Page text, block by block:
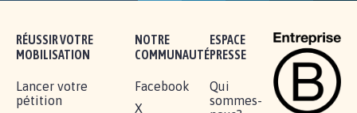
RÉUSSIR VOTRE
MOBILISATION
Lancer votre
pétition
NOTRE
COMMUNAUTÉ
Facebook
X
ESPACE
PRESSE
Qui
sommes-